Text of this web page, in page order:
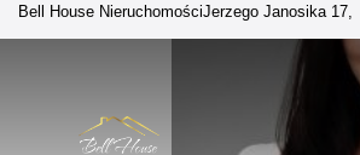
Bell House NieruchomościJerzego Janosika 17